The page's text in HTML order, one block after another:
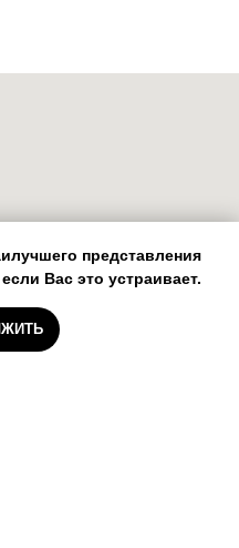
представления
Вас это устраивает.